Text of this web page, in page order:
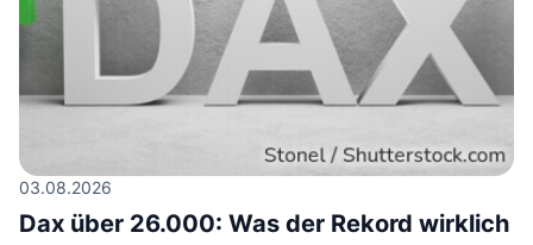
03.08.2026
Dax über 26.000: Was der Rekord wirklich